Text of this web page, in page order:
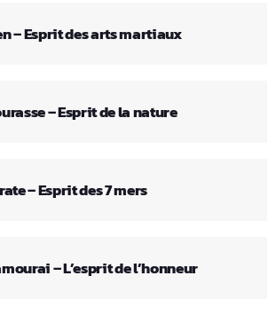
– Esprit des arts martiaux
– Esprit de la nature
– Esprit des 7 mers
– L’esprit de l’honneur